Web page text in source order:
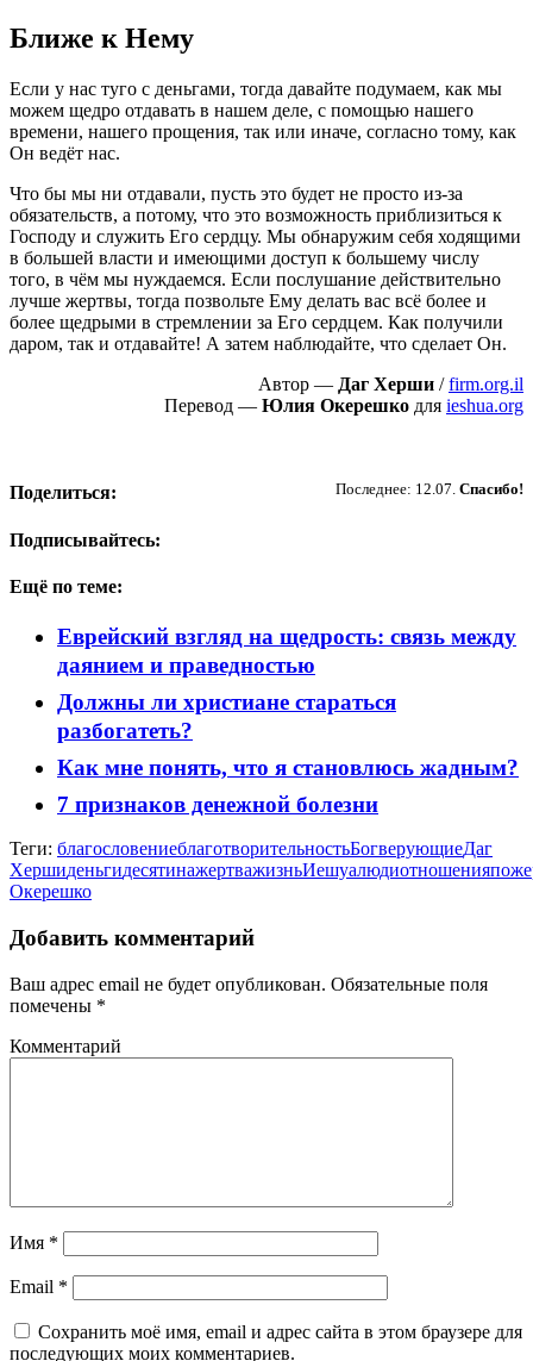
Ближе к Нему
Если у нас туго с деньгами, тогда давайте подумаем, как мы
можем щедро отдавать в нашем деле, с помощью нашего
времени, нашего прощения, так или иначе, согласно тому, как
Он ведёт нас.
Что бы мы ни отдавали, пусть это будет не просто из-за
обязательств, а потому, что это возможность приблизиться к
Господу и служить Его сердцу. Мы обнаружим себя ходящими
в большей власти и имеющими доступ к большему числу
того, в чём мы нуждаемся. Если послушание действительно
лучше жертвы, тогда позвольте Ему делать вас всё более и
более щедрыми в стремлении за Его сердцем. Как получили
даром, так и отдавайте! А затем наблюдайте, что сделает Он.
Автор — Даг Херши /firm.org.il
Перевод — Юлия Окерешко для ieshua.org
Последнее: 12.07. Спасибо!
Поделиться:
Подписывайтесь:
Ещё по теме:
Еврейский взгляд на щедрость: связь между
даянием и праведностью
Должны ли христиане стараться
разбогатеть?
Как мне понять, что я становлюсь жадным?
7 признаков денежной болезни
Теги: благословениеблаготворительностьБогверующиеДаг
ХершиденьгидесятинажертважизньИешуалюдиотношения
Окерешко
Добавить комментарий
Ваш адрес email не будет опубликован. Обязательные поля
помечены *
Комментарий
Имя *
Email *
Сохранить моё имя, email и адрес сайта в этом браузере для
последующих моих комментариев.